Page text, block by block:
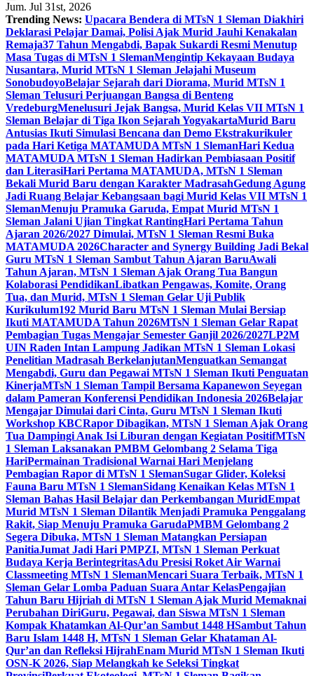
Jum. Jul 31st, 2026
Trending News: Upacara Bendera di MTsN 1 Sleman Diakhiri
Deklarasi Pelajar Damai, Polisi Ajak Murid Jauhi Kenakalan
Remaja37 Tahun Mengabdi, Bapak Sukardi Resmi Menutup
Masa Tugas di MTsN 1 SlemanMengintip Kekayaan Budaya
Nusantara, Murid MTsN 1 Sleman Jelajahi Museum
SonobudoyoBelajar Sejarah dari Diorama, Murid MTsN 1
Sleman Telusuri Perjuangan Bangsa di Benteng
VredeburgMenelusuri Jejak Bangsa, Murid Kelas VII MTsN 1
Sleman Belajar di Tiga Ikon Sejarah YogyakartaMurid Baru
Antusias Ikuti Simulasi Bencana dan Demo Ekstrakurikuler
pada Hari Ketiga MATAMUDA MTsN 1 SlemanHari Kedua
MATAMUDA MTsN 1 Sleman Hadirkan Pembiasaan Positif
dan LiterasiHari Pertama MATAMUDA, MTsN 1 Sleman
Bekali Murid Baru dengan Karakter MadrasahGedung Agung
Jadi Ruang Belajar Kebangsaan bagi Murid Kelas VII MTsN 1
SlemanMenuju Pramuka Garuda, Empat Murid MTsN 1
Sleman Jalani Ujian Tingkat RantingHari Pertama Tahun
Ajaran 2026/2027 Dimulai, MTsN 1 Sleman Resmi Buka
MATAMUDA 2026Character and Synergy Building Jadi Bekal
Guru MTsN 1 Sleman Sambut Tahun Ajaran BaruAwali
Tahun Ajaran, MTsN 1 Sleman Ajak Orang Tua Bangun
Kolaborasi PendidikanLibatkan Pengawas, Komite, Orang
Tua, dan Murid, MTsN 1 Sleman Gelar Uji Publik
Kurikulum192 Murid Baru MTsN 1 Sleman Mulai Bersiap
Ikuti MATAMUDA Tahun 2026MTsN 1 Sleman Gelar Rapat
Pembagian Tugas Mengajar Semester Ganjil 2026/2027LP2M
UIN Raden Intan Lampung Jadikan MTsN 1 Sleman Lokasi
Penelitian Madrasah BerkelanjutanMenguatkan Semangat
Mengabdi, Guru dan Pegawai MTsN 1 Sleman Ikuti Penguatan
KinerjaMTsN 1 Sleman Tampil Bersama Kapanewon Seyegan
dalam Pameran Konferensi Pendidikan Indonesia 2026Belajar
Mengajar Dimulai dari Cinta, Guru MTsN 1 Sleman Ikuti
Workshop KBCRapor Dibagikan, MTsN 1 Sleman Ajak Orang
Tua Dampingi Anak Isi Liburan dengan Kegiatan PositifMTsN
1 Sleman Laksanakan PMBM Gelombang 2 Selama Tiga
HariPermainan Tradisional Warnai Hari Menjelang
Pembagian Rapor di MTsN 1 SlemanSugar Glider, Koleksi
Fauna Baru MTsN 1 SlemanSidang Kenaikan Kelas MTsN 1
Sleman Bahas Hasil Belajar dan Perkembangan MuridEmpat
Murid MTsN 1 Sleman Dilantik Menjadi Pramuka Penggalang
Rakit, Siap Menuju Pramuka GarudaPMBM Gelombang 2
Segera Dibuka, MTsN 1 Sleman Matangkan Persiapan
PanitiaJumat Jadi Hari PMPZI, MTsN 1 Sleman Perkuat
Budaya Kerja BerintegritasAdu Presisi Roket Air Warnai
Classmeeting MTsN 1 SlemanMencari Suara Terbaik, MTsN 1
Sleman Gelar Lomba Paduan Suara Antar KelasPengajian
Tahun Baru Hijriah di MTsN 1 Sleman Ajak Murid Memaknai
Perubahan DiriGuru, Pegawai, dan Siswa MTsN 1 Sleman
Kompak Khatamkan Al-Qur’an Sambut 1448 HSambut Tahun
Baru Islam 1448 H, MTsN 1 Sleman Gelar Khataman Al-
Qur’an dan Refleksi HijrahEnam Murid MTsN 1 Sleman Ikuti
OSN-K 2026, Siap Melangkah ke Seleksi Tingkat